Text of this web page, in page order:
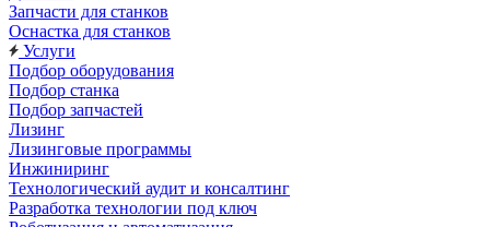
Запчасти для станков
Оснастка для станков
Услуги
Подбор оборудования
Подбор станка
Подбор запчастей
Лизинг
Лизинговые программы
Инжиниринг
Технологический аудит и консалтинг
Разработка технологии под ключ